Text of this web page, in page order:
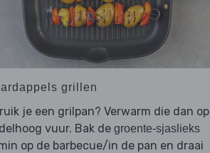
grillen
je een grilpan? Verwarm die dan op
vuur. Bak de groente-sjaslieks
op de barbecue/in de pan en draai